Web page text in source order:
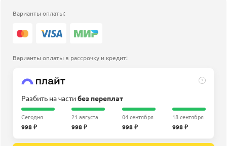
Варианты оплаты:
Варианты оплаты в рассрочку и кредит:
?
Разбить на частибез переплат
Сегодня
998 ₽
21 августа
998 ₽
04 сентября
998 ₽
18 сентября
998 ₽